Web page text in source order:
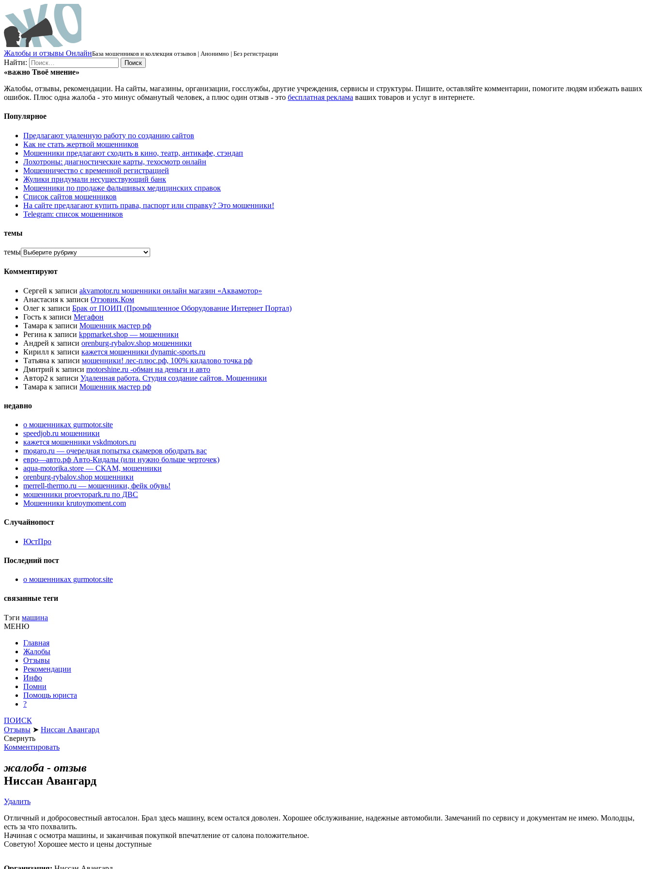
Жалобы и отзывы ОнлайнБаза мошенников и коллекция отзывов | Анонимно | Без регистрации
Найти:
«важно Твоё мнение»
Жалобы, отзывы, рекомендации. На сайты, магазины, организации, госслужбы, другие учреждения, сервисы и структуры. Пишите, оставляйте комментарии, помогите людям избежать ваших
ошибок. Плюс одна жалоба - это минус обманутый человек, а плюс один отзыв - это бесплатная реклама ваших товаров и услуг в интернете.
Популярное
Предлагают удаленную работу по созданию сайтов
Как не стать жертвой мошенников
Мошенники предлагают сходить в кино, театр, антикафе, стэндап
Лохотроны: диагностические карты, техосмотр онлайн
Мошенничество с временной регистрацией
Жулики придумали несуществующий банк
Мошенники по продаже фальшивых медицинских справок
Список сайтов мошенников
На сайте предлагают купить права, паспорт или справку? Это мошенники!
Telegram: список мошенников
темы
темы
Комментируют
Сергей к записи akvamotor.ru мошенники онлайн магазин «Аквамотор»
Анастасия к записи Отзовик.Ком
Олег к записи Брак от ПОИП (Промышленное Оборудование Интернет Портал)
Гость к записи Мегафон
Тамара к записи Мошенник мастер рф
Регина к записи kppmarket.shop — мошенники
Андрей к записи orenburg-rybalov.shop мошенники
Кирилл к записи кажется мошенники dynamic-sports.ru
Татьяна к записи мошенники! лес-плюс.рф, 100% кидалово точка рф
Дмитрий к записи motorshine.ru -обман на деньги и авто
Автор2 к записи Удаленная работа. Студия создание сайтов. Мошенники
Тамара к записи Мошенник мастер рф
недавно
о мошенниках gurmotor.site
speedjob.ru мошенники
кажется мошенники vskdmotors.ru
mogaro.ru — очередная попытка скамеров ободрать вас
евро—авто.рф Авто-Кидалы (или нужно больше черточек)
aqua-motorika.store — СКАМ, мошенники
orenburg-rybalov.shop мошенники
merrell-thermo.ru — мошенники, фейк обувь!
мошенники proevropark.ru по ДВС
Мошенники krutoymoment.com
Случайнопост
ЮстПро
Последний пост
о мошенниках gurmotor.site
связанные теги
Тэги машина
МЕНЮ
Главная
Жалобы
Отзывы
Рекомендации
Инфо
Помни
Помощь юриста
?
ПОИСК
Отзывы ➤ Ниссан Авангард
Свернуть
Комментировать
жалоба - отзыв
Ниссан Авангард
Удалить
Отличный и добросовестный автосалон. Брал здесь машину, всем остался доволен. Хорошее обслуживание, надежные автомобили. Замечаний по сервису и документам не имею. Молодцы,
есть за что похвалить.
Начиная с осмотра машины, и заканчивая покупкой впечатление от салона положительное.
Советую! Хорошее место и цены доступные